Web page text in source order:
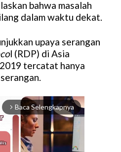
bahwa masalah
dalam waktu dekat.
upaya serangan
l (RDP) di Asia
tercatat hanya
arrow_forward_ios Baca Selengkapnya